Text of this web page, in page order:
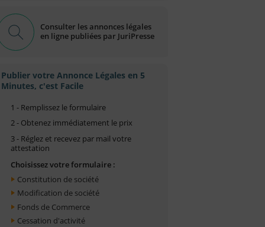
Consulter les annonces légales
en ligne publiées par JuriPresse
Publier votre Annonce Légales en 5
Minutes, c'est Facile
1 - Remplissez le formulaire
2 - Obtenez immédiatement le prix
3 - Réglez et recevez par mail votre
attestation
Choisissez votre formulaire :
Constitution de société
Modification de société
Fonds de Commerce
Cessation d'activité